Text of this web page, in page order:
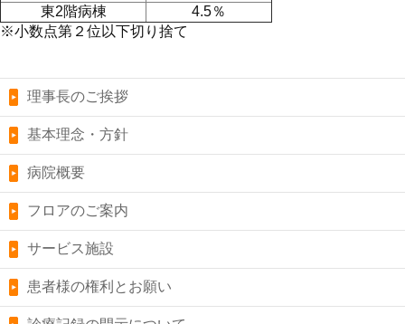
東2階病棟
4.5％
※小数点第２位以下切り捨て
理事長のご挨拶
基本理念・方針
病院概要
フロアのご案内
サービス施設
患者様の権利とお願い